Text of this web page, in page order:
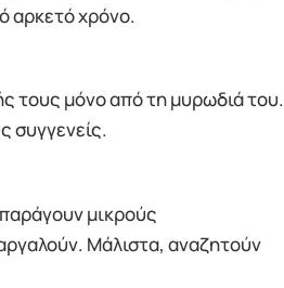
αρκετό χρόνο.
τους μόνο από τη μυρωδιά του.
συγγενείς.
μικρούς
Μάλιστα, αναζητούν